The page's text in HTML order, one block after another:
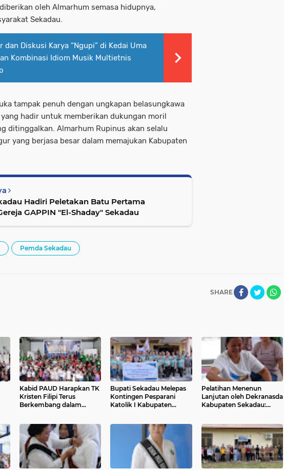
oleh Almarhum semasa hidupnya,
Sekadau.
dan Diskusi Karya “Ngupi” di Kedai Uma
Kombinasi Idiom Musik Multietnis
tampak penuh dengan ungkapan belasungkawa
hadir untuk memberikan dukungan moril
ditinggalkan. Almarhum Rupinus akan selalu
yang berjasa besar dalam memajukan Kabupaten
Hadiri Peletakan Batu Pertama
GAPPIN "El-Shaday" Sekadau
Pemda Sekadau
SHARE
Kabid PAUD Harapkan TK
Kristen Filipi Terus
Berkembang dalam
Bupati Sekadau Melepas
Kontingen Pesparani
Katolik I Kabupaten
Pelatihan Menenun
Lanjutan oleh Dekranasda
Kabupaten Sekadau: